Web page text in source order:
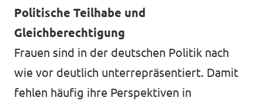
Politische Teilhabe und
Gleichberechtigung
Frauen sind in der deutschen Politik nach
wie vor deutlich unterrepräsentiert. Damit
fehlen häufig ihre Perspektiven in